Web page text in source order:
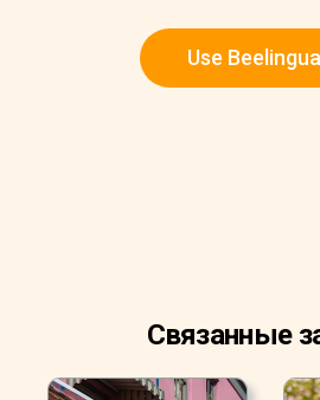
Use
Связанные